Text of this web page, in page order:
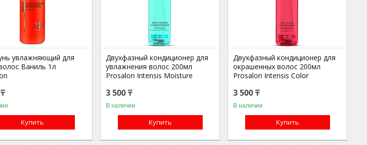
увлажняющий для
Ваниль 1л
Купить
Двухфазный кондиционер для
увлажнения волос 200мл
Prosalon Intensis Moisture
3 500 ₸
В наличии
Купить
Двухфазный кондиционер для
окрашенных волос 200мл
Prosalon Intensis Color
3 500 ₸
В наличии
Купить